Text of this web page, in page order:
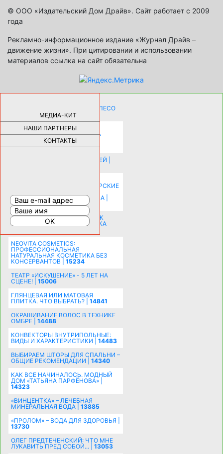
© ООО «Издательский Дом Драйв». Сайт работает с 2009
года
Рекламно-информационное издание «Журнал Драйв –
движение жизни». При цитировании и использовании
материалов ссылка на сайт обязательна
МЕДИА-КИТ
НАШИ ПАРТНЕРЫ
КОНТАКТЫ
КАК ДЕВУШКЕ ПОМЕНЯТЬ КОЛЕСО
НА АВТОМОБИЛЕ |69191
НОВЫЕ РАЗРАБОТКИ ДЛЯ
ОЗДОРОВЛЕНИЯ ОРГАНИЗМА
ПЛАТФОРМА ШУМАННА 3Д И
КАПСУЛА ЗДОРОВЬЯ |28319
ИСТОРИЯ НАКЛАДНЫХ НОГТЕЙ |
КОМНАТУ: ХИТРЫЕ ДИЗАЙНЕРСКИЕ
РАСШИРЕНИЯ ПРОСТРАНСТВА |
16208
СОБИРАЕМСЯ НА ПРАЗДНИК К
МОЛОДОЖЕНАМ: ПОДГОТОВКА
NEOVITA COSMETICS:
ПРОФЕССИОНАЛЬНАЯ
НАТУРАЛЬНАЯ КОСМЕТИКА БЕЗ
КОНСЕРВАНТОВ | 15234
ТЕАТР «ИСКУШЕНИЕ» - 5 ЛЕТ НА
СЦЕНЕ! | 15006
ГЛЯНЦЕВАЯ ИЛИ МАТОВАЯ
ПЛИТКА. ЧТО ВЫБРАТЬ? | 14841
ОКРАШИВАНИЕ ВОЛОС В ТЕХНИКЕ
ОМБРЕ | 14488
КОНВЕКТОРЫ ВНУТРИПОЛЬНЫЕ:
ВИДЫ И ХАРАКТЕРИСТИКИ | 14483
ВЫБИРАЕМ ШТОРЫ ДЛЯ СПАЛЬНИ –
ОБЩИЕ РЕКОМЕНДАЦИИ | 14340
КАК ВСЕ НАЧИНАЛОСЬ. МОДНЫЙ
ДОМ «ТАТЬЯНА ПАРФЁНОВА» |
14323
«ВИНЦЕНТКА» – ЛЕЧЕБНАЯ
МИНЕРАЛЬНАЯ ВОДА | 13885
«ПРОЛОМ» – ВОДА ДЛЯ ЗДОРОВЬЯ |
13730
ОЛЕГ ПРЕДТЕЧЕНСКИЙ: ЧТО МНЕ
ЛУКАВИТЬ ПРЕД СОБОЙ... | 13053